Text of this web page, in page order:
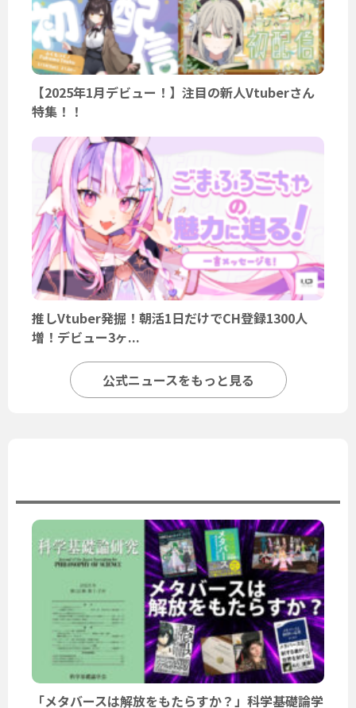
【2025年1月デビュー！】注目の新人Vtuberさん
特集！！
推しVtuber発掘！朝活1日だけでCH登録1300人
増！デビュー3ヶ...
公式ニュースをもっと見る
「メタバースは解放をもたらすか？」科学基礎論学